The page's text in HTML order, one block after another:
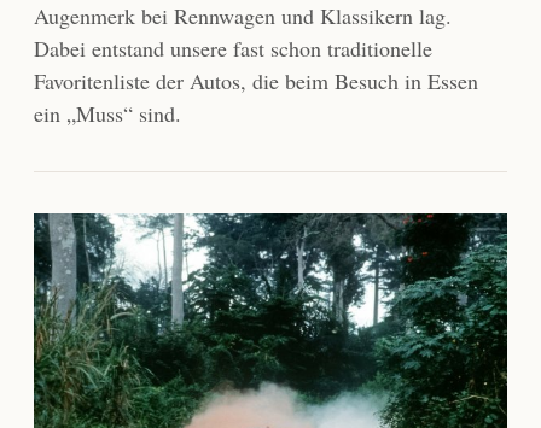
Augenmerk bei Rennwagen und Klassikern lag.
Dabei entstand unsere fast schon traditionelle
Favoritenliste der Autos, die beim Besuch in Essen
ein „Muss“ sind.